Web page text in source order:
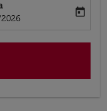
return-date-aria-label
today